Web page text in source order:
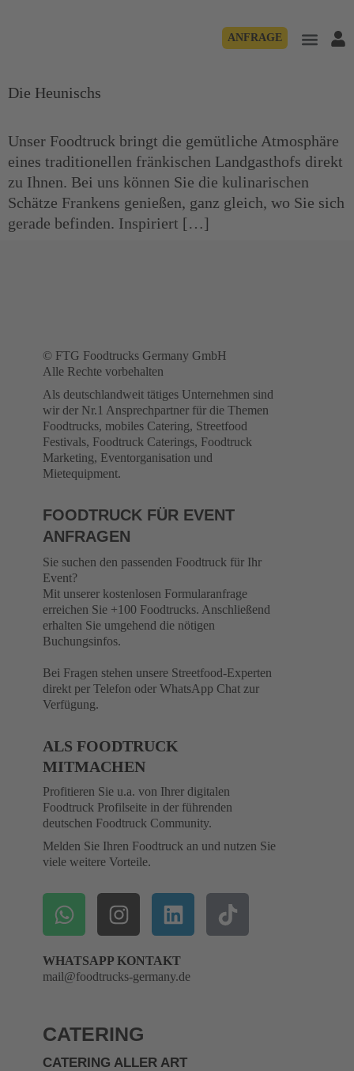
ANFRAGE
Die Heunischs
Unser Foodtruck bringt die gemütliche Atmosphäre
eines traditionellen fränkischen Landgasthofs direkt
zu Ihnen. Bei uns können Sie die kulinarischen
Schätze Frankens genießen, ganz gleich, wo Sie sich
gerade befinden. Inspiriert […]
© FTG Foodtrucks Germany GmbH
Alle Rechte vorbehalten
Als deutschlandweit tätiges Unternehmen sind
wir der Nr.1 Ansprechpartner für die Themen
Foodtrucks, mobiles Catering, Streetfood
Festivals, Foodtruck Caterings, Foodtruck
Marketing, Eventorganisation und
Mietequipment.
FOODTRUCK FÜR EVENT
ANFRAGEN
Sie suchen den passenden Foodtruck für Ihr
Event?
Mit unserer kostenlosen Formularanfrage
erreichen Sie +100 Foodtrucks. Anschließend
erhalten Sie umgehend die nötigen
Buchungsinfos.
Bei Fragen stehen unsere Streetfood-Experten
direkt per Telefon oder WhatsApp Chat zur
Verfügung.
ALS FOODTRUCK
MITMACHEN
Profitieren Sie u.a. von Ihrer digitalen
Foodtruck Profilseite in der führenden
deutschen Foodtruck Community.
Melden Sie Ihren Foodtruck an und nutzen Sie
viele weitere Vorteile.
WHATSAPP KONTAKT
mail@foodtrucks-germany.de
CATERING
CATERING ALLER ART